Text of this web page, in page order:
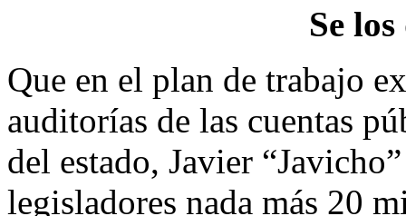
Se
Que en el plan de trabajo
auditorías de las cuentas
del estado, Javier
legisladores nada más 20